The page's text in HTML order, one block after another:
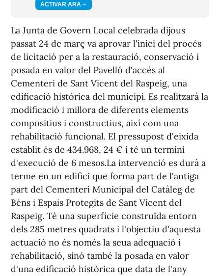
ACTIVAR ARA
La Junta de Govern Local celebrada dijous
passat 24 de març va aprovar l'inici del procés
de licitació per a la restauració, conservació i
posada en valor del Pavelló d'accés al
Cementeri de Sant Vicent del Raspeig, una
edificació històrica del municipi. Es realitzarà la
modificació i millora de diferents elements
compositius i constructius, així com una
rehabilitació funcional. El pressupost d'eixida
establit és de 434.968, 24 € i té un termini
d'execució de 6 mesos.La intervenció es durà a
terme en un edifici que forma part de l'antiga
part del Cementeri Municipal del Catàleg de
Béns i Espais Protegits de Sant Vicent del
Raspeig. Té una superfície construïda entorn
dels 285 metres quadrats i l'objectiu d'aquesta
actuació no és només la seua adequació i
rehabilitació, sinó també la posada en valor
d'una edificació històrica que data de l'any